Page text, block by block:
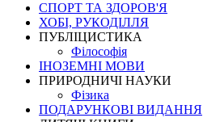
СПОРТ ТА ЗДОРОВ'Я
ХОБІ, РУКОДІЛЛЯ
ПУБЛІЦИСТИКА
Філософія
ІНОЗЕМНІ МОВИ
ПРИРОДНИЧІ НАУКИ
Фізика
ПОДАРУНКОВІ ВИДАННЯ